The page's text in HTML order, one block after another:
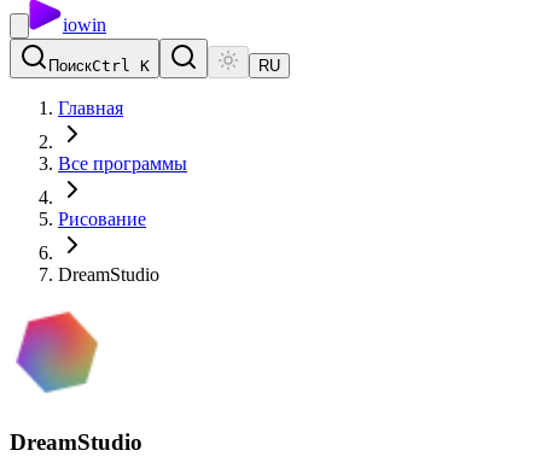
iowin
ПоискCtrl K RU
Главная
Все программы
Рисование
DreamStudio
DreamStudio